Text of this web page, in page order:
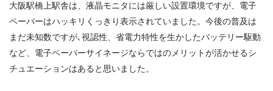
大阪駅橋上駅舎は、液晶モニタには厳しい設置環境ですが、電子
ペーパーはハッキリくっきり表示されていました。今後の普及は
まだ未知数ですが､視認性、省電力特性を生かしたバッテリー駆動
など、電子ペーパーサイネージならではのメリットが活かせるシ
チュエーションはあると思いました。